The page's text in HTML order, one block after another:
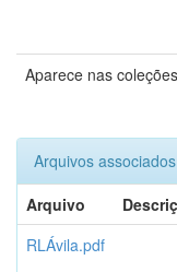
Aparece nas
Arquivos
Arquivo
RLÁvila.pdf